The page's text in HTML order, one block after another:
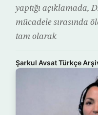
yaptığı açıklamada,
mücadele sırasında
tam olarak
Şarkul Avsat Türkçe